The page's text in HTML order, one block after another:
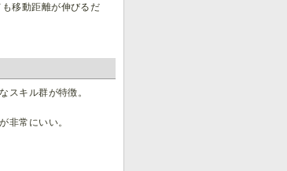
移動距離が伸びるだ
スキル群が特徴。
非常にいい。